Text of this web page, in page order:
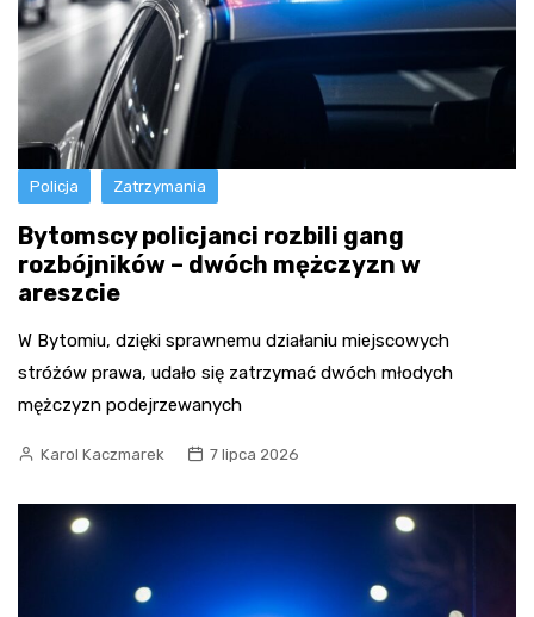
Policja Zatrzymania
Bytomscy policjanci rozbili gang
rozbójników – dwóch mężczyzn w
areszcie
W Bytomiu, dzięki sprawnemu działaniu miejscowych
stróżów prawa, udało się zatrzymać dwóch młodych
mężczyzn podejrzewanych
Karol Kaczmarek 7 lipca 2026